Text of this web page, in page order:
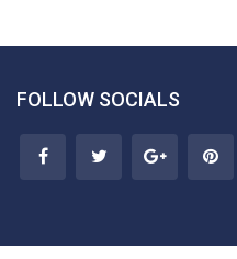
FOLLOW SOCIALS